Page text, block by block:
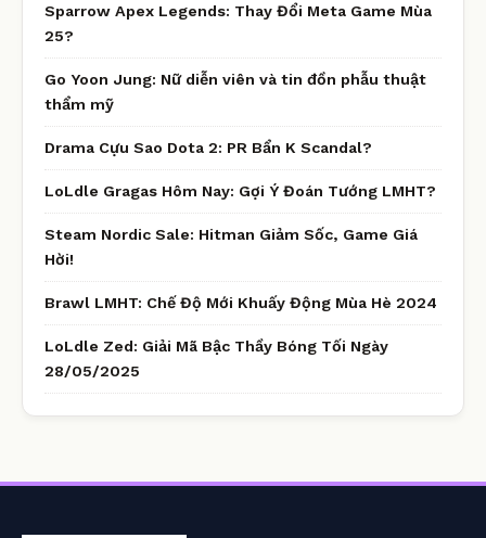
Sparrow Apex Legends: Thay Đổi Meta Game Mùa
25?
Go Yoon Jung: Nữ diễn viên và tin đồn phẫu thuật
thẩm mỹ
Drama Cựu Sao Dota 2: PR Bẩn K Scandal?
LoLdle Gragas Hôm Nay: Gợi Ý Đoán Tướng LMHT?
Steam Nordic Sale: Hitman Giảm Sốc, Game Giá
Hời!
Brawl LMHT: Chế Độ Mới Khuấy Động Mùa Hè 2024
LoLdle Zed: Giải Mã Bậc Thầy Bóng Tối Ngày
28/05/2025